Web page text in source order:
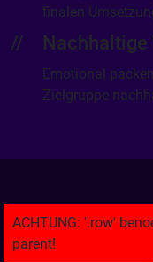
finalen
Nachhaltige
Emotional
Zielgruppe